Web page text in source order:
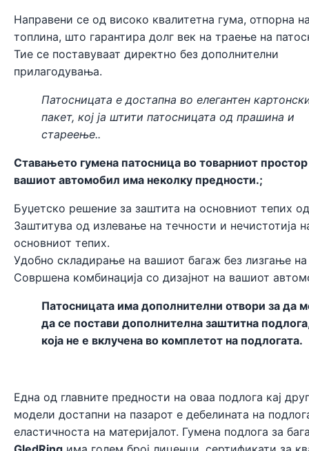
Направени се од високо квалитетна гума, отпорна
топлина, што гарантира долг век на траење на
Тие се поставуваат директно без дополнителни
прилагодувања.
Патосницата е достапна во елегантен
пакет, кој ја штити патосницата од прашина и
стареење..
Ставањето гумена патосница во товарниот простор
вашиот автомобил има неколку предности.;
Буџетско решение за заштита на основниот тепих
Заштитува од излевање на течности и нечистотија
основниот тепих.
Удобно складирање на вашиот багаж без лизгање на
Совршена комбинација со дизајнот на вашиот
Патосницата има дополнителни отвори за да
да се постави дополнителна заштитна
која не е вклучена во комплетот на подлогата.
Една од главните предности на оваа подлога кај
модели достапни на пазарот е дебелината на
еластичноста на материјалот. Гумена подлога за